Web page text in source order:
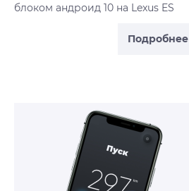
Подробнее
блоком андроид 10 на Lexus ES